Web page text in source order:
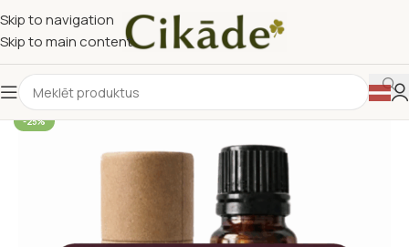
Skip to navigation
Skip to main content
-25%